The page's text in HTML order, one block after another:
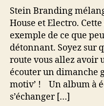
Stein Branding
House et Electro.
exemple de ce que
détonnant. Soyez sur
route vous allez avoir
écouter un dimanche
motiv’ ! Un album à
s’échanger […]